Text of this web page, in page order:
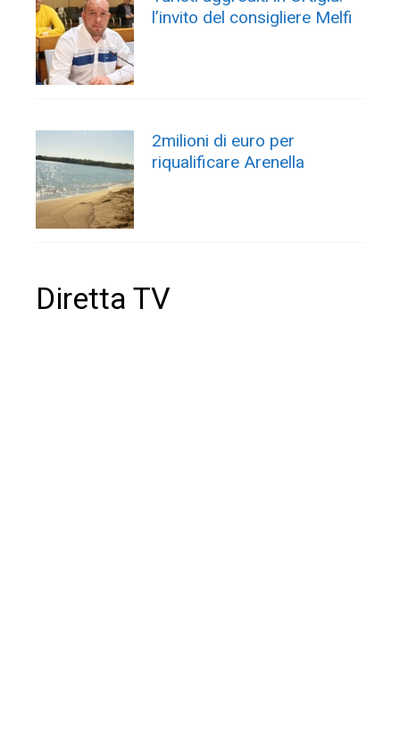
l’invito del consigliere Melfi
2milioni di euro per
riqualificare Arenella
Diretta TV